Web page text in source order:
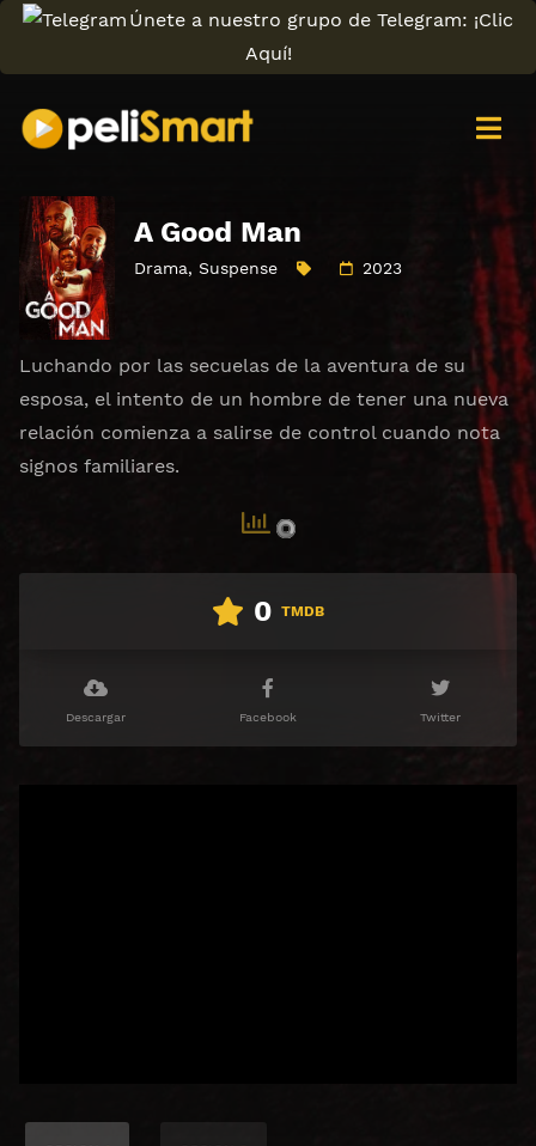
Únete a nuestro grupo de Telegram: ¡Clic
Aquí!
A Good Man
Drama, Suspense 2023
Luchando por las secuelas de la aventura de su
esposa, el intento de un hombre de tener una nueva
relación comienza a salirse de control cuando nota
signos familiares.
0 TMDB
Descargar Facebook Twitter